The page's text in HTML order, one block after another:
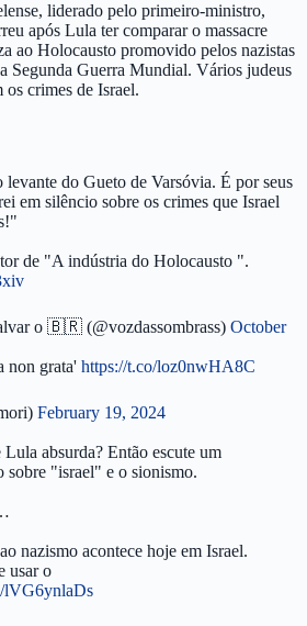
liderado pelo primeiro-ministro,
após Lula ter comparar o massacre
ao Holocausto promovido pelos nazistas
Segunda Guerra Mundial. Vários judeus
crimes de Israel.
do Gueto de Varsóvia. É por seus
em silêncio sobre os crimes que Israel
de "A indústria do Holocausto ".
o 🇧🇷 (@vozdassombrass) October
non grata' https://t.co/loz0nwHA8C
February 19, 2024
absurda? Então escute um
sobre "israel" e o sionismo.
nazismo acontece hoje em Israel.
usar o
lVG6ynlaDs